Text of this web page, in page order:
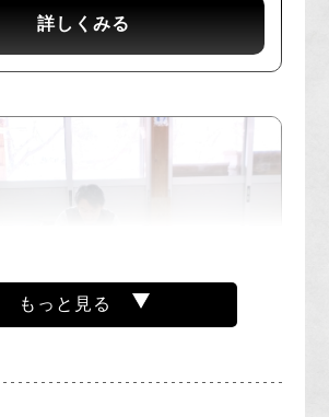
んを使ったクラフト体験もお楽し
詳しくみる
もっと見る